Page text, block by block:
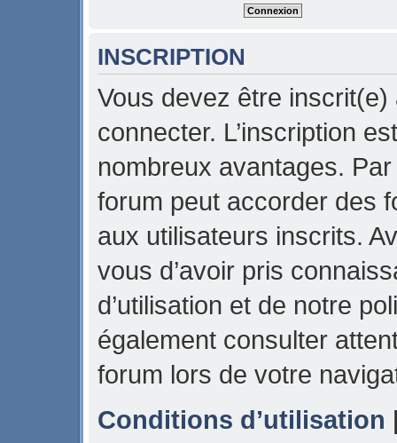
INSCRIPTION
Vous devez être
connecter. L’inscription
nombreux avantages.
forum peut accorder des
aux utilisateurs inscrits.
vous d’avoir pris
d’utilisation et de notre
également consulter
forum lors de votre
Conditions d’utilisation